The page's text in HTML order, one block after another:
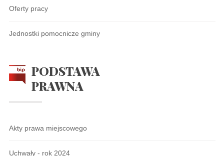
Oferty pracy
Jednostki pomocnicze gminy
PODSTAWA
PRAWNA
Akty prawa miejscowego
Uchwały - rok 2024